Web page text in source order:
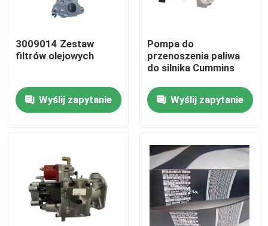
Dom
O nas
Wycieczka po fabryce
3009014 Zestaw
filtrów olejowych
Wyślij zapytanie
Pompa do
przenoszenia paliwa
do silnika Cummins
Wyślij zapytanie